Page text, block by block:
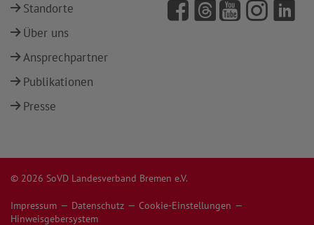
Standorte
Über uns
Ansprechpartner
Publikationen
Presse
© 2026 SoVD Landesverband Bremen e.V.
Impressum Datenschutz
Cookie-Einstellungen
Hinweisgebersystem